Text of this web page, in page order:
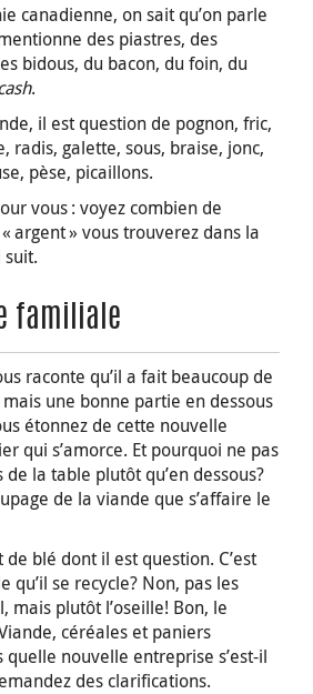
canadienne, on sait qu’on parle
des piastres, des
bidous, du bacon, du foin, du
.
il est question de pognon, fric,
radis, galette, sous, braise, jonc,
pèse, picaillons.
vous : voyez combien de
argent » vous trouverez dans la
familiale
raconte qu’il a fait beaucoup de
une bonne partie en dessous
étonnez de cette nouvelle
qui s’amorce. Et pourquoi ne pas
la table plutôt qu’en dessous?
de la viande que s’affaire le
de blé dont il est question. C’est
qu’il se recycle? Non, pas les
mais plutôt l’oseille! Bon, le
céréales et paniers
nouvelle entreprise s’est-il
des clarifications.